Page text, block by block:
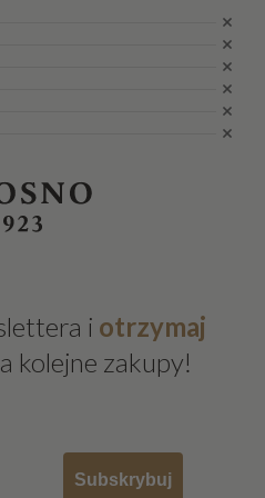
i otrzymaj
kolejne zakupy!
Subskrybuj